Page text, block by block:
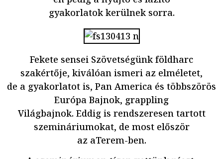
gyakorlatok kerülnek sorra.
Fekete sensei Szövetségünk földharc
szakértője, kiválóan ismeri az elméletet,
de a gyakorlatot is, Pan America és többszörös
Európa Bajnok, grappling
Világbajnok. Eddig is rendszeresen tartott
szemináriumokat, de most először
az aTerem-ben.